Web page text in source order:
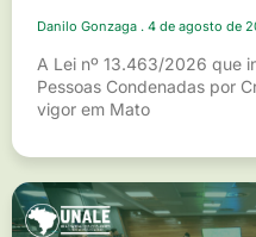
Danilo Gonzaga 4 de agosto de
A Lei nº 13.463/2026 que
Pessoas Condenadas por
vigor em Mato